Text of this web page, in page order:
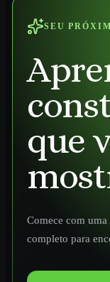
SEU
que
Comece com
completo para